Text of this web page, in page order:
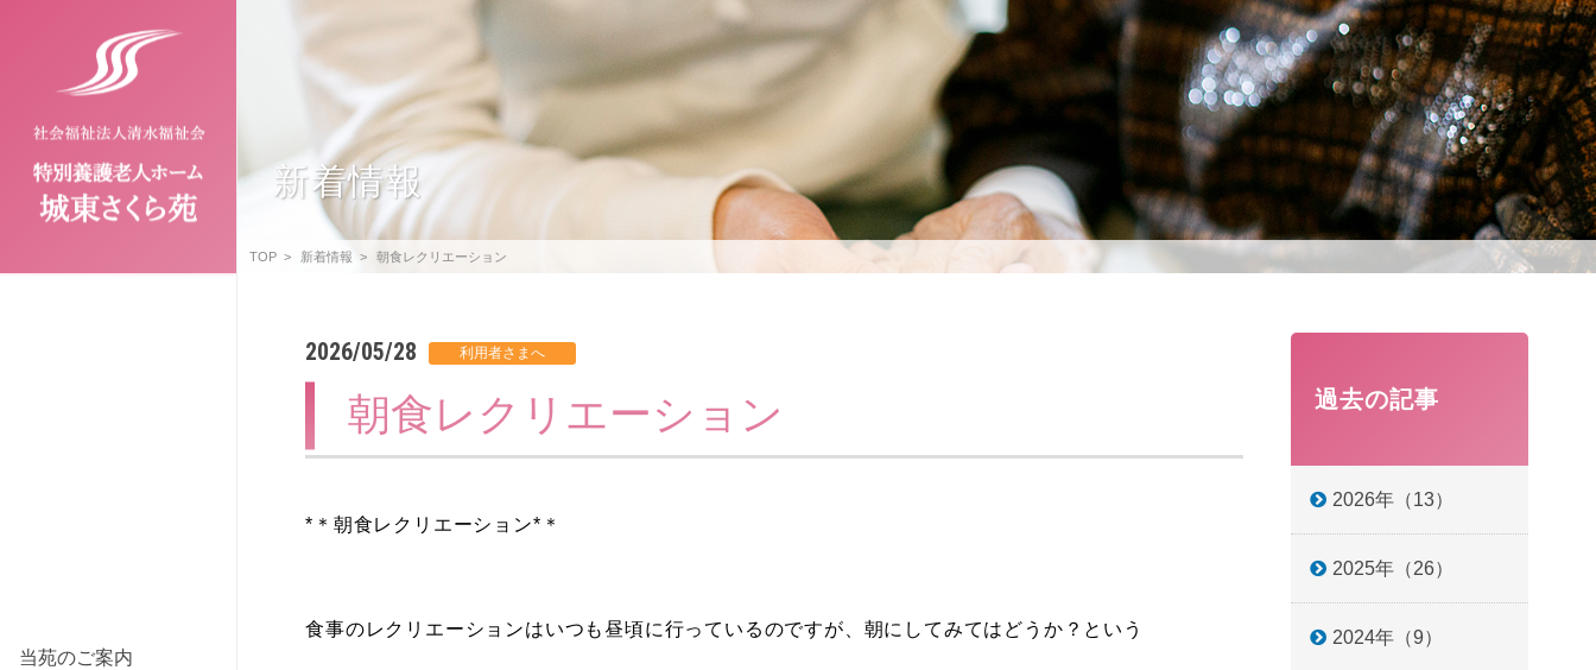
当苑のご案内
新着情報
TOP 新着情報 朝食レクリエーション
過去の記事
2026年（13）
2025年（26）
2024年（9）
2026/05/28
朝食レクリエーション
*＊朝食レクリエーション*＊
食事のレクリエーションはいつも昼頃に行っているのですが、朝にしてみてはどうか？という